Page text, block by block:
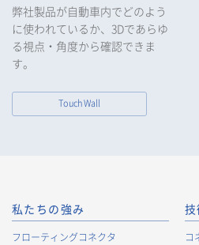
弊社製品が自動車内でどのよう
に使われているか、3Dであらゆ
る視点・角度から確認できま
す。
Touch Wall
私たちの強み
フローティングコネクタ
技
コ